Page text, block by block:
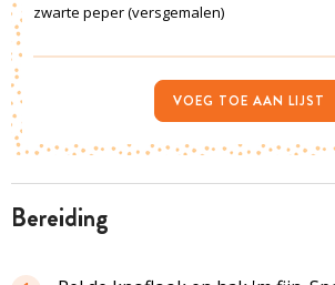
bereiding
zwarte peper (versgemalen)
VOEG TOE AAN LIJST